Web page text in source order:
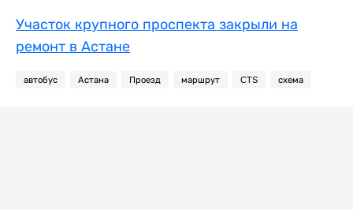
Участок крупного проспекта закрыли на
ремонт в Астане
автобус Астана Проезд маршрут CTS схема